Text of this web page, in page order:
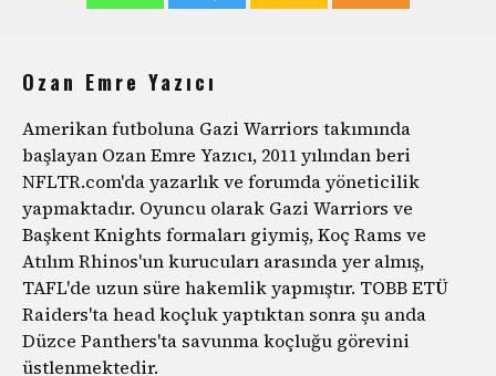
Ozan Emre Yazıcı
Amerikan futboluna Gazi Warriors takımında
başlayan Ozan Emre Yazıcı, 2011 yılından beri
NFLTR.com'da yazarlık ve forumda yöneticilik
yapmaktadır. Oyuncu olarak Gazi Warriors ve
Başkent Knights formaları giymiş, Koç Rams ve
Atılım Rhinos'un kurucuları arasında yer almış,
TAFL'de uzun süre hakemlik yapmıştır. TOBB ETÜ
Raiders'ta head koçluk yaptıktan sonra şu anda
Düzce Panthers'ta savunma koçluğu görevini
üstlenmektedir.